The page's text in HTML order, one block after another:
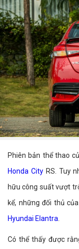
Phiên bản thể thao
Honda CityRS. Tuy
hữu công suất vượt
kể, những đối thủ
Hyundai Elantra.
Có thể thấy được